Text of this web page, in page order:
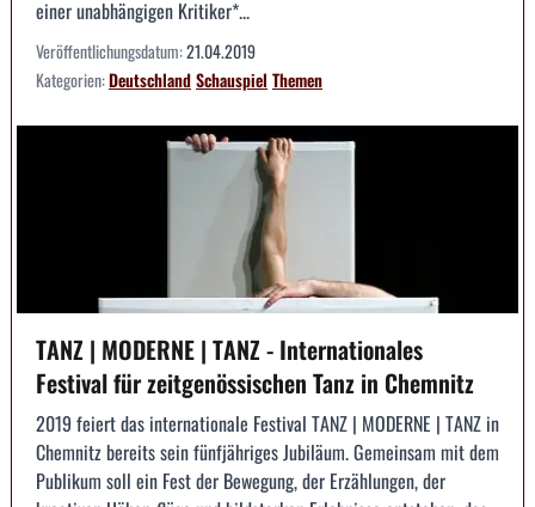
einer unabhängigen Kritiker*...
Veröffentlichungsdatum:21.04.2019
Kategorien:DeutschlandSchauspiel Themen
TANZ | MODERNE | TANZ - Internationales
Festival für zeitgenössischen Tanz in Chemnitz
2019 feiert das internationale Festival TANZ | MODERNE | TANZ in
Chemnitz bereits sein fünfjähriges Jubiläum. Gemeinsam mit dem
Publikum soll ein Fest der Bewegung, der Erzählungen, der